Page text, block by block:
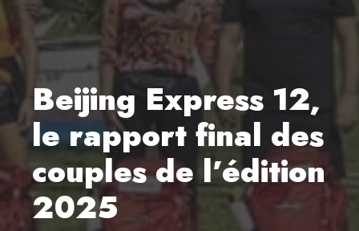
Beijing Express 12,
le rapport final des
couples de l’édition
2025